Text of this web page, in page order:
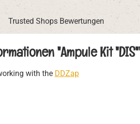
Trusted Shops Bewertungen
"Ampule Kit
with the DDZap